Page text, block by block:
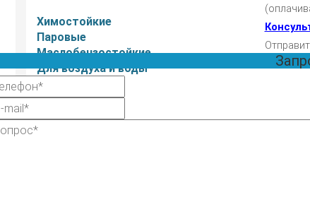
Химостойкие
Паровые
Маслобензостойкие
Для воздуха и воды
Для абразива
Напорно-всасывающие